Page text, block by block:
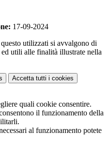
17-09-2024
utilizzati si avvalgono di
utili alle finalità illustrate nella
Accetta tutti i cookies
quali cookie consentire.
il funzionamento della
al funzionamento potete